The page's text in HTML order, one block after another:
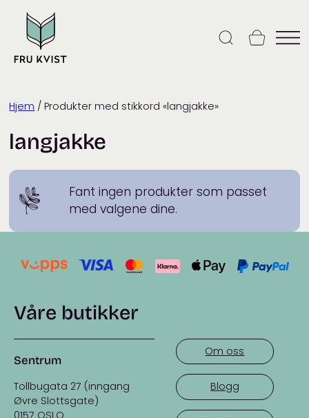
content
Hjem / Produkter med stikkord «langjakke»
langjakke
Fant ingen produkter som passet
med valgene dine.
Våre butikker
Sentrum
Tollbugata 27 (inngang
Øvre Slottsgate)
0157 OSLO
Om oss
Blogg